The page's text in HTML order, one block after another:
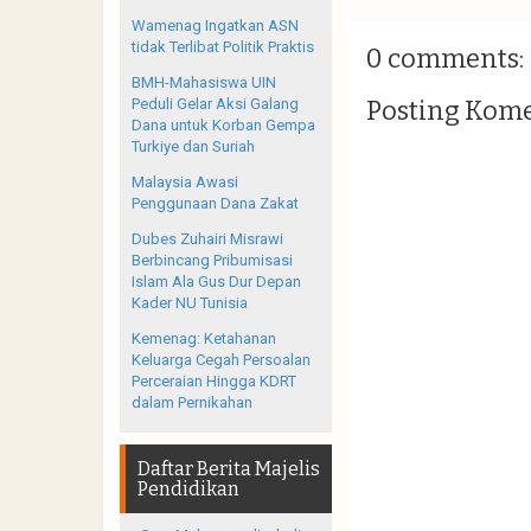
0 comments:
Posting
Wamenag Ingatkan ASN
tidak Terlibat Politik Praktis
BMH-Mahasiswa UIN
Peduli Gelar Aksi Galang
Dana untuk Korban Gempa
Turkiye dan Suriah
Malaysia Awasi
Penggunaan Dana Zakat
Dubes Zuhairi Misrawi
Berbincang Pribumisasi
Islam Ala Gus Dur Depan
Kader NU Tunisia
Kemenag: Ketahanan
Keluarga Cegah Persoalan
Perceraian Hingga KDRT
dalam Pernikahan
Daftar Berita Majelis
Pendidikan